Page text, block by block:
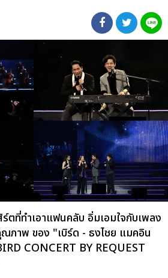
ตที่ทำเอาแฟนคลับ อิ่มเอมใจกับเพลง
ณภาพ ของ "เบิร์ด - ธงไชย แมคอิน
CONCERT BY REQUEST